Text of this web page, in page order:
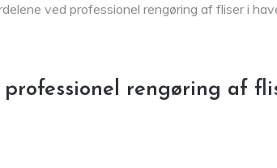
ved professionel rengøring af fliser i
professionel rengøring af